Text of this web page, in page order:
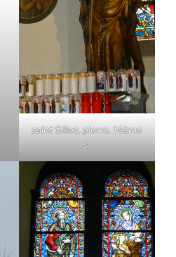
saint Gilles, pierre, 14ème
s.